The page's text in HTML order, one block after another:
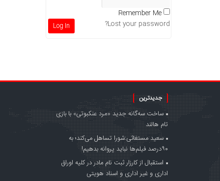
Lost your password?
جدیدترین
ساخت سه‌گانه جدید «مرد عنکبوتی» با بازی
تام هالند
سعید مستغاثی:شورا تساهل می‌کند؛ به
۹۰درصد فیلم‌ها نباید پروانه بدهیم!
استقبال از کارزار ثبت نام مادر در کلیه اوراق
اداری و غیر اداری و اسناد هویتی